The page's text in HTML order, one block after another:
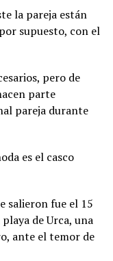
la pareja están
supuesto, con el
pero de
parte
pareja durante
es el casco
salieron fue el 15
de Urca, una
ante el temor de